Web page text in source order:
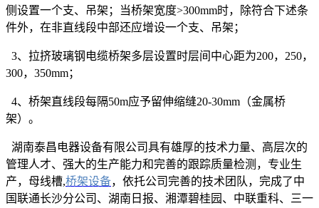
侧设置一个支、吊架；当桥架宽度>300mm时，除符合下述条
件外，在非直线段中部还应增设一个支、吊架；
3、拉挤玻璃钢电缆桥架多层设置时层间中心距为200，250，
300，350mm；
4、桥架直线段每隔50m应予留伸缩缝20-30mm（金属桥
架）。
湖南泰昌电器设备有限公司具有雄厚的技术力量、高层次的
管理人才、强大的生产能力和完善的跟踪质量检测，专业生
产，母线槽,桥架设备，依托公司完善的技术团队，完成了中
国联通长沙分公司、湖南日报、湘潭碧桂园、中联重科、三一